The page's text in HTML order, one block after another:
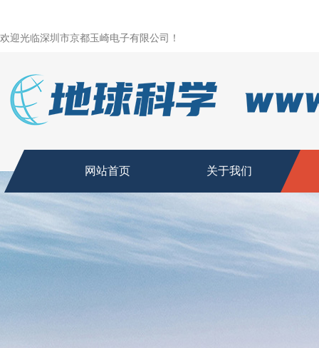
欢迎光临深圳市京都玉崎电子有限公司！
网站首页 关于我们